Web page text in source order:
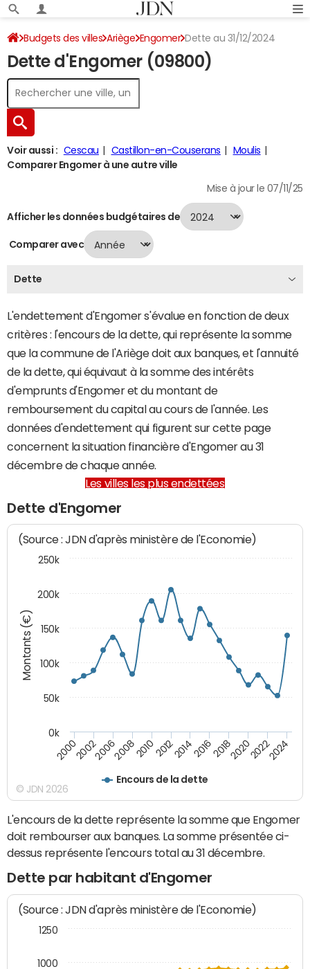
Budgets des villes Ariège Engomer Dette au 31/12/2024
Dette d'Engomer (09800)
Voir aussi : Cescau Castillon-en-Couserans
Moulis
Comparer Engomer à une autre ville
Mise à jour le 07/11/25
Afficher les données budgétaires de
Comparer avec
Dette
L'endettement d'Engomer s'évalue en fonction de deux
critères : l'encours de la dette, qui représente la somme
que la commune de l'Ariège doit aux banques, et l'annuité
de la dette, qui équivaut à la somme des intérêts
d'emprunts d'Engomer et du montant de
remboursement du capital au cours de l'année. Les
données d'endettement qui figurent sur cette page
concernent la situation financière d'Engomer au 31
décembre de chaque année.
Les villes les plus endettées
Dette d'Engomer
Montants (€)
(Source : JDN d'après ministère de l'Economie)
Encours de la dette
200020022006200820102012201420162018202020222024
0k
50k
100k
150k
200k
250k
© JDN 2026
L'encours de la dette représente la somme que Engomer
doit rembourser aux banques. La somme présentée ci-
dessus représente l'encours total au 31 décembre.
Dette par habitant d'Engomer
(Source : JDN d'après ministère de l'Economie)
1000
1250